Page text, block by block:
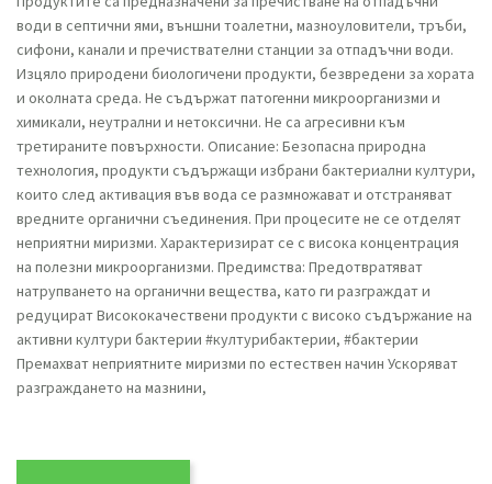
води в септични ями, външни тоалетни, мазноуловители, тръби,
сифони, канали и пречиствателни станции за отпадъчни води.
Изцяло природени биологичени продукти, безвредени за хората
и околната среда. Не съдържат патогенни микроорганизми и
химикали, неутрални и нетоксични. Не са агресивни към
третираните повърхности. Описание: Безопасна природна
технология, продукти съдържащи избрани бактериални култури,
които след активация във вода се размножават и отстраняват
вредните органични съединения. При процесите не се отделят
неприятни миризми. Характеризират се с висока концентрация
на полезни микроорганизми. Предимства: Предотвратяват
натрупването на органични вещества, като ги разграждат и
редуцират Висококачествени продукти с високо съдържание на
активни култури бактерии #културибактерии, #бактерии
Премахват неприятните миризми по естествен начин Ускоряват
разграждането на мазнини,